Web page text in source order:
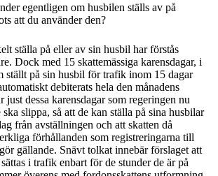
egentligen om husbilen ställs av på
att du använder den?
ställa på eller av sin husbil har förstås
Dock med 15 skattemässiga karensdagar, i
ställt på sin husbil för trafik inom 15 dagar
debiterats hela den månadens
just dessa karensdagar som regeringen nu
slippa, så att de kan ställa på sina husbilar
från avställningen och att skatten då
förhållanden som registreringarna till
gällande. Snävt tolkat innebär förslaget att
i trafik enbart för de stunder de är på